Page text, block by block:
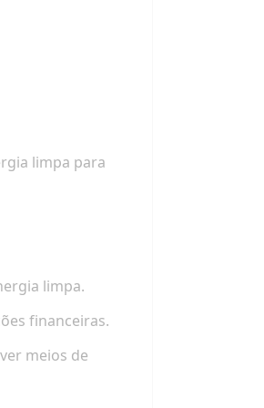
limpa para
limpa.
financeiras.
meios de